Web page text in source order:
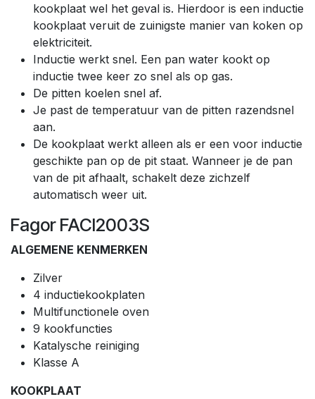
kookplaat wel het geval is. Hierdoor is een inductie
kookplaat veruit de zuinigste manier van koken op
elektriciteit.
Inductie werkt snel. Een pan water kookt op
inductie twee keer zo snel als op gas.
De pitten koelen snel af.
Je past de temperatuur van de pitten razendsnel
aan.
De kookplaat werkt alleen als er een voor inductie
geschikte pan op de pit staat. Wanneer je de pan
van de pit afhaalt, schakelt deze zichzelf
automatisch weer uit.
Fagor FACI2003S
ALGEMENE KENMERKEN
Zilver
4 inductiekookplaten
Multifunctionele oven
9 kookfuncties
Katalysche reiniging
Klasse A
KOOKPLAAT